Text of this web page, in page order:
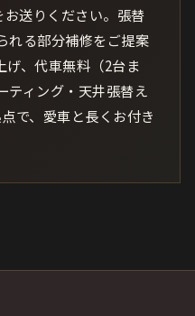
送りください。張替
れる部分補修をご提案
げ、代車無料（2台ま
ティング・天井張替え
で、愛車と長くお付き